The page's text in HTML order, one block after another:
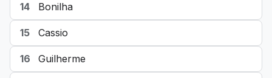
14 Bonilha
15 Cassio
16 Guilherme